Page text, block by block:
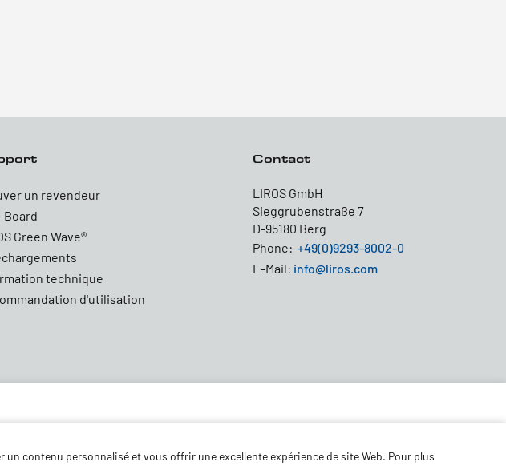
un revendeur
Board
Green Wave®
technique
d'utilisation
Contact
LIROS GmbH
Sieggrubenstraße 7
D-95180 Berg
Phone: +49(0)9293-8002-0
E-Mail: info@liros.com
contenu personnalisé et vous offrir une excellente expérience de site Web. Pour plus